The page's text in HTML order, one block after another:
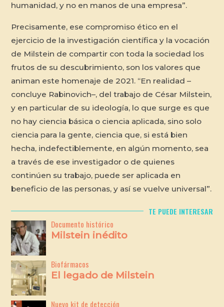
humanidad, y no en manos de una empresa”.
Precisamente, ese compromiso ético en el
ejercicio de la investigación científica y la vocación
de Milstein de compartir con toda la sociedad los
frutos de su descubrimiento, son los valores que
animan este homenaje de 2021. “En realidad –
concluye Rabinovich–, del trabajo de César Milstein,
y en particular de su ideología, lo que surge es que
no hay ciencia básica o ciencia aplicada, sino solo
ciencia para la gente, ciencia que, si está bien
hecha, indefectiblemente, en algún momento, sea
a través de ese investigador o de quienes
continúen su trabajo, puede ser aplicada en
beneficio de las personas, y así se vuelve universal”.
TE PUEDE INTERESAR
Documento histórico
Milstein inédito
Biofármacos
El legado de Milstein
Nuevo kit de detección